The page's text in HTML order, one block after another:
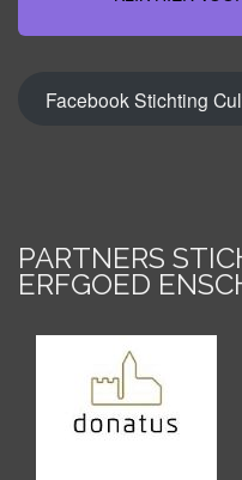
Facebook Stichting
PARTNERS
ERFGOED